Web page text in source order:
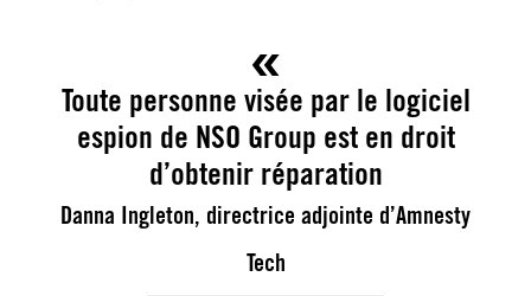
Toute personne visée par le logiciel
espion de NSO Group est en droit
d’obtenir réparation
Danna Ingleton, directrice adjointe d’Amnesty
Tech